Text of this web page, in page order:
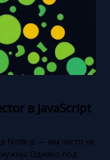
в JavaScript
Node.js — мы часто не
Однако под